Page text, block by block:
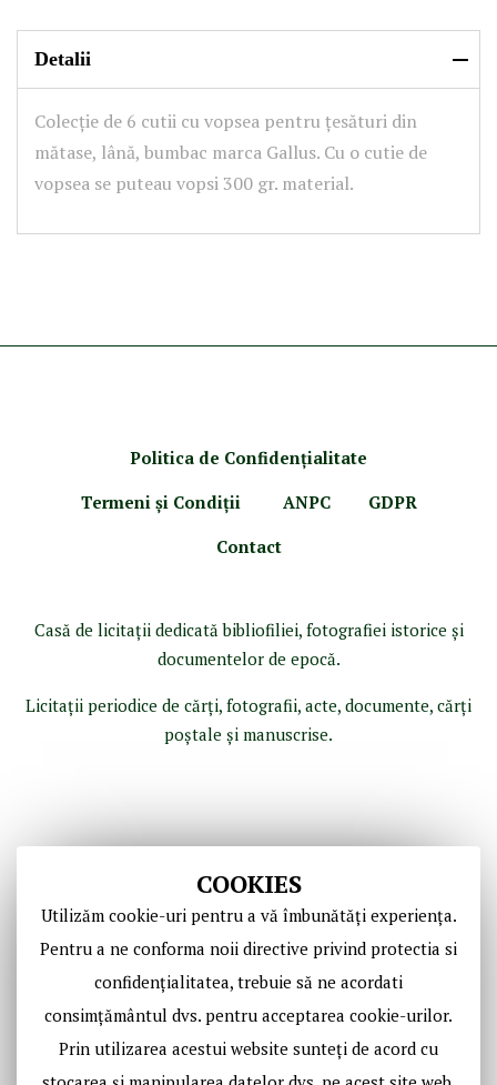
Detalii
Colecție de 6 cutii cu vopsea pentru țesături din
mătase, lână, bumbac marca Gallus. Cu o cutie de
vopsea se puteau vopsi 300 gr. material.
COOKIES
Utilizăm cookie-uri pentru a vă îmbunătăți experiența.
Pentru a ne conforma noii directive privind protectia si
confidențialitatea, trebuie să ne acordati
consimțământul dvs. pentru acceptarea cookie-urilor.
Prin utilizarea acestui website sunteți de acord cu
Politica de Confidenţialitate
Termeni şi Condiţii
ANPC
GDPR
Contact
Casă de licitaţii dedicată bibliofiliei, fotografiei istorice şi
documentelor de epocă.
Licitaţii periodice de cărţi, fotografii, acte, documente, cărţi
poştale şi manuscrise.
Copyright © Casa de Licitaţii Historic SRL